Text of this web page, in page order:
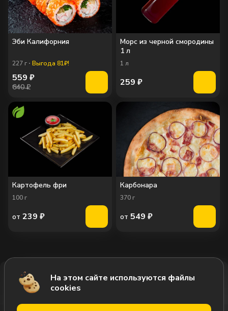
Добавить за 439₽
Эби Калифорния
227 г Выгода 81₽!
559 ₽
640 ₽
Морс из черной смородины
1 л
1 л
259 ₽
Картофель фри
100 г
от 239 ₽
Карбонара
370 г
от 549 ₽
На этом сайте используются файлы
cookies